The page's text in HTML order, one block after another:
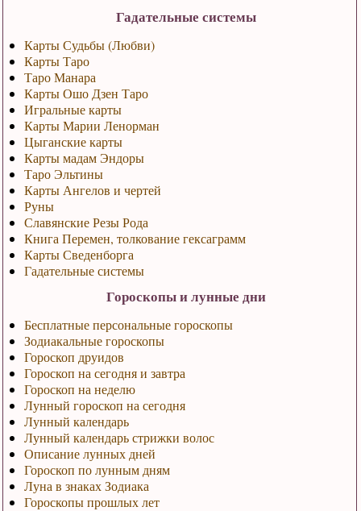
Гадательные системы
Карты Судьбы (Любви)
Карты Таро
Таро Манара
Карты Ошо Дзен Таро
Игральные карты
Карты Марии Ленорман
Цыганские карты
Карты мадам Эндоры
Таро Эльтины
Карты Ангелов и чертей
Руны
Славянские Резы Рода
Книга Перемен, толкование гексаграмм
Карты Сведенборга
Гадательные системы
Гороскопы и лунные дни
Бесплатные персональные гороскопы
Зодиакальные гороскопы
Гороскоп друидов
Гороскоп на сегодня и завтра
Гороскоп на неделю
Лунный гороскоп на сегодня
Лунный календарь
Лунный календарь стрижки волос
Описание лунных дней
Гороскоп по лунным дням
Луна в знаках Зодиака
Гороскопы прошлых лет